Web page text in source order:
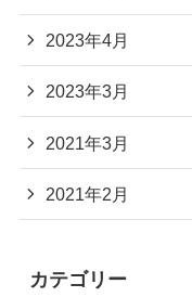
2023年4月
2023年3月
2021年3月
2021年2月
カテゴリー